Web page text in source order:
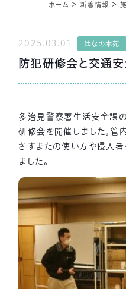
ホーム ＞新着情報 ＞
2025.03.01 はなの木苑
防犯研修会と交通
多治見警察署生活安全課
研修会を開催しました。管
さすまたの使い方や侵入
ました。